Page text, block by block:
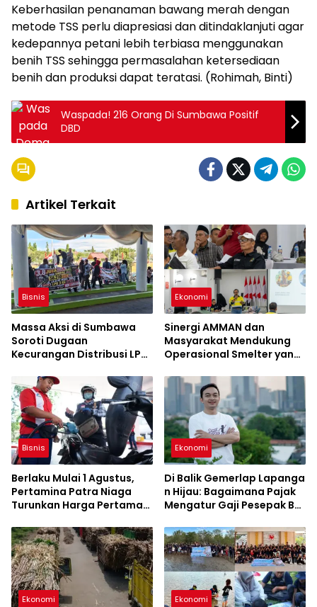
Keberhasilan penanaman bawang merah dengan
metode TSS perlu diapresiasi dan ditindaklanjuti agar
kedepannya petani lebih terbiasa menggunakan
benih TSS sehingga permasalahan ketersediaan
benih dan produksi dapat teratasi. (Rohimah, Binti)
Waspada! 216 Orang Di Sumbawa Positif
DBD
Artikel Terkait
Bisnis
Massa Aksi di Sumbawa
Soroti Dugaan
Kecurangan Distribusi LPG
Fiktif
Ekonomi
Sinergi AMMAN dan
Masyarakat Mendukung
Operasional Smelter yang
Bisnis
Berlaku Mulai 1 Agustus,
Pertamina Patra Niaga
Turunkan Harga Pertamax
Ekonomi
Di Balik Gemerlap Lapanga
n Hijau: Bagaimana Pajak
Mengatur Gaji Pesepak Bol
Ekonomi Ekonomi